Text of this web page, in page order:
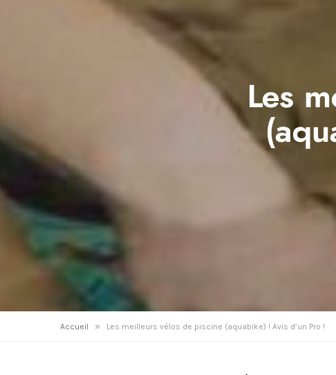
Les
Accueil » Les meilleurs vélos de piscine (aquabike) ! Avis d’un Pro !